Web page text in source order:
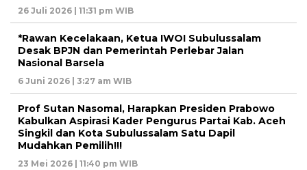
26 Juli 2026 | 11:31 pm WIB
*Rawan Kecelakaan, Ketua IWOI Subulussalam
Desak BPJN dan Pemerintah Perlebar Jalan
Nasional Barsela
6 Juni 2026 | 3:27 am WIB
Prof Sutan Nasomal, Harapkan Presiden Prabowo
Kabulkan Aspirasi Kader Pengurus Partai Kab. Aceh
Singkil dan Kota Subulussalam Satu Dapil
Mudahkan Pemilih!!!
23 Mei 2026 | 11:40 pm WIB